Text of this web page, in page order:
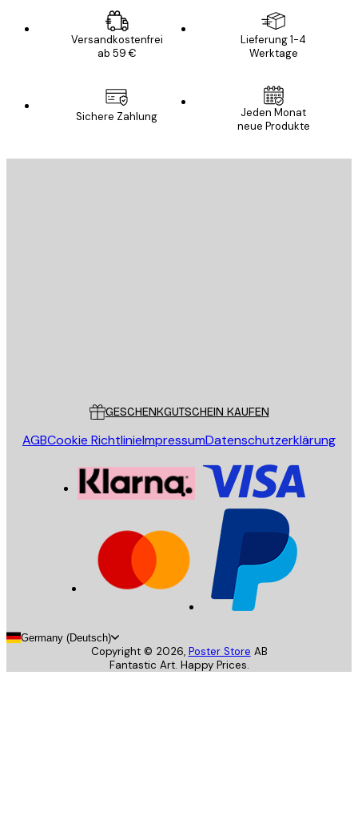
Versandkostenfrei
ab 59 €
Lieferung 1-4
Werktage
Sichere Zahlung
Jeden Monat
neue Produkte
GESCHENKGUTSCHEIN KAUFEN
AGBCookie RichtlinieImpressumDatenschutzerklärung
Germany (Deutsch)
Copyright © 2026, Poster Store AB
Fantastic Art. Happy Prices.